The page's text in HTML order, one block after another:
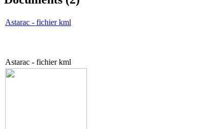
Astarac - fichier kml
Astarac - fichier kml